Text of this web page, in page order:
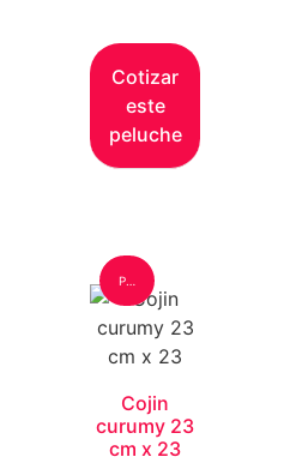
Cotizar
este
peluche
Peluche: Grande
Cojin
curumy 23
cm x 23